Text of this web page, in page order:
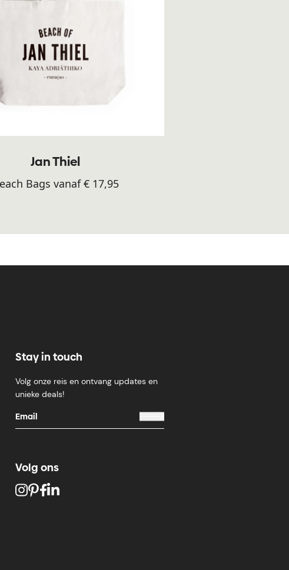
Jan Thiel
Bags vanaf € 17,95
Stay in touch
Volg onze reis en ontvang updates en
unieke deals!
Volg ons